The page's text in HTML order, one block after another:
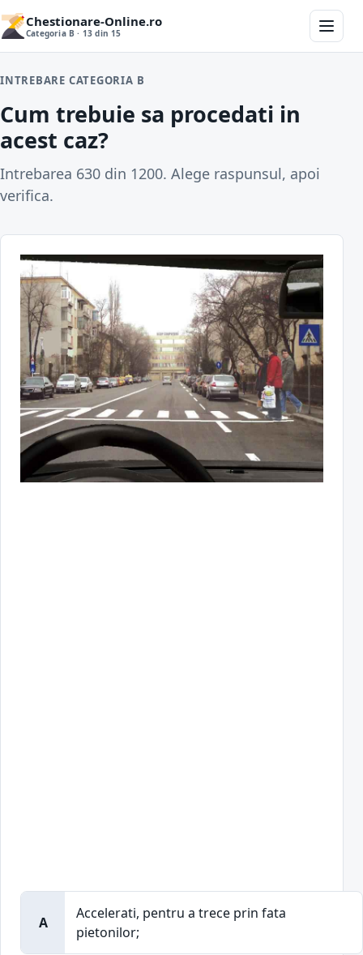
Chestionare-Online.ro
Categoria B · 13 din 15
INTREBARE CATEGORIA B
Cum trebuie sa procedati in
acest caz?
Intrebarea 630 din 1200. Alege raspunsul, apoi
verifica.
A
Accelerati, pentru a trece prin fata
pietonilor;